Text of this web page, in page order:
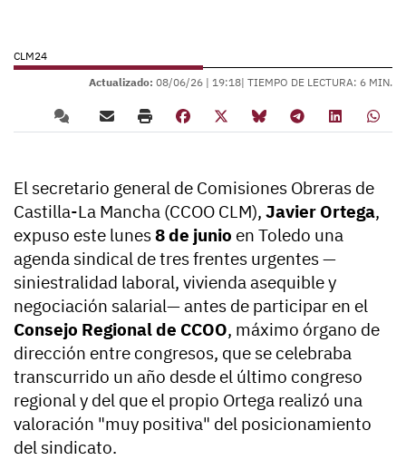
CLM24
Actualizado: 08/06/26 | 19:18| TIEMPO DE LECTURA: 6 MIN.
El secretario general de Comisiones Obreras de
Castilla-La Mancha (CCOO CLM), Javier Ortega,
expuso este lunes8 de junio en Toledo una
agenda sindical de tres frentes urgentes —
siniestralidad laboral, vivienda asequible y
negociación salarial— antes de participar en el
Consejo Regional de CCOO, máximo órgano de
dirección entre congresos, que se celebraba
transcurrido un año desde el último congreso
regional y del que el propio Ortega realizó una
valoración "muy positiva" del posicionamiento
del sindicato.